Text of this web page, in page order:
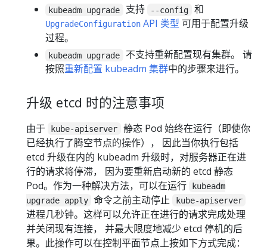
kubeadm upgrade 支持 --config 和
UpgradeConfiguration API 类型可用于配置升级
过程。
kubeadm upgrade
不支持重新配置现有集群。 请
按照重新配置 kubeadm 集群中的步骤来进行。
升级 etcd 时的注意事项
由于 kube-apiserver
静态 Pod 始终在运行（即使你
已经执行了腾空节点的操作）， 因此当你执行包括
etcd 升级在内的 kubeadm 升级时，对服务器正在进
行的请求将停滞， 因为要重新启动新的 etcd 静态
Pod。作为一种解决方法，可以在运行
kubeadm
upgrade apply 命令之前主动停止 kube-apiserver
进程几秒钟。这样可以允许正在进行的请求完成处理
并关闭现有连接， 并最大限度地减少 etcd 停机的后
果。此操作可以在控制平面节点上按如下方式完成：